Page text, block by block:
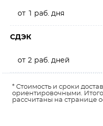
от 1 раб. дня
СДЭК
от 2 раб. дней
* Стоимость и сроки
ориентировочными.
рассчитаны на странице